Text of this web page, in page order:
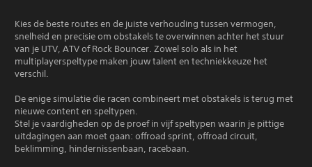
Kies de beste routes en de juiste verhouding tussen vermogen,
snelheid en precisie om obstakels te overwinnen achter het stuur
van je UTV, ATV of Rock Bouncer. Zowel solo als in het
multiplayerspeltype maken jouw talent en techniekkeuze het
verschil.
De enige simulatie die racen combineert met obstakels is terug met
nieuwe content en speltypen.
Stel je vaardigheden op de proef in vijf speltypen waarin je pittige
uitdagingen aan moet gaan: offroad sprint, offroad circuit,
beklimming, hindernissenbaan, racebaan.